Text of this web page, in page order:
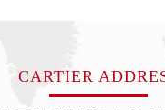
CARTIER